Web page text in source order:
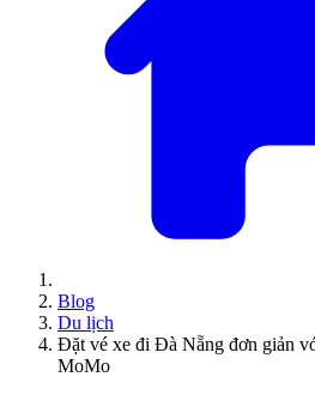
Blog
Du lịch
Đặt vé xe đi Đà Nẵng đơn giản
MoMo